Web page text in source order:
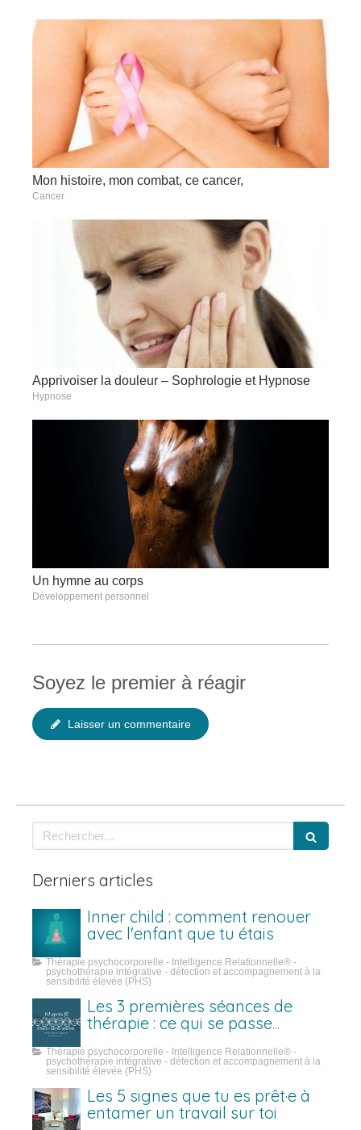
Mon histoire, mon combat, ce cancer,
Cancer
Apprivoiser la douleur – Sophrologie et Hypnose
Hypnose
Un hymne au corps
Développement personnel
Soyez le premier à réagir
Laisser un commentaire
Rechercher
Derniers articles
Inner child : comment renouer
avec l'enfant que tu étais
Thérapie psychocorporelle - Intelligence Relationnelle® -
psychothérapie intégrative - détection et accompagnement à la
sensibilité élevée (PHS)
Les 3 premières séances de
thérapie : ce qui se passe
Thérapie psychocorporelle - Intelligence Relationnelle® -
psychothérapie intégrative - détection et accompagnement à la
sensibilité élevée (PHS)
Les 5 signes que tu es prêt·e à
entamer un travail sur toi